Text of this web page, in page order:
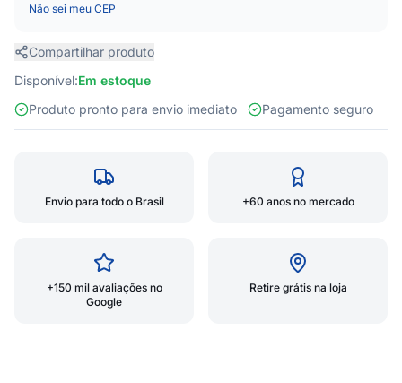
Não sei meu CEP
Compartilhar produto
Disponível:Em estoque
Produto pronto para envio imediato
Pagamento seguro
Envio para todo o Brasil +60 anos no mercado
+150 mil avaliações no
Google
Retire grátis na loja